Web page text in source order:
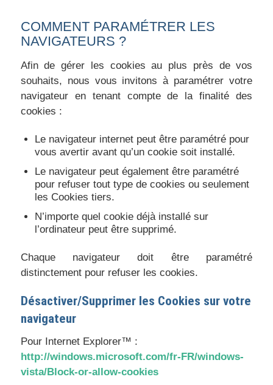
COMMENT PARAMÉTRER LES
NAVIGATEURS ?
Afin de gérer les cookies au plus près de vos
souhaits, nous vous invitons à paramétrer votre
navigateur en tenant compte de la finalité des
cookies :
Le navigateur internet peut être paramétré pour
vous avertir avant qu’un cookie soit installé.
Le navigateur peut également être paramétré
pour refuser tout type de cookies ou seulement
les Cookies tiers.
N’importe quel cookie déjà installé sur
l’ordinateur peut être supprimé.
Chaque navigateur doit être paramétré
distinctement pour refuser les cookies.
Désactiver/Supprimer les Cookies sur votre
navigateur
Pour Internet Explorer™ :
http://windows.microsoft.com/fr-FR/windows-
vista/Block-or-allow-cookies